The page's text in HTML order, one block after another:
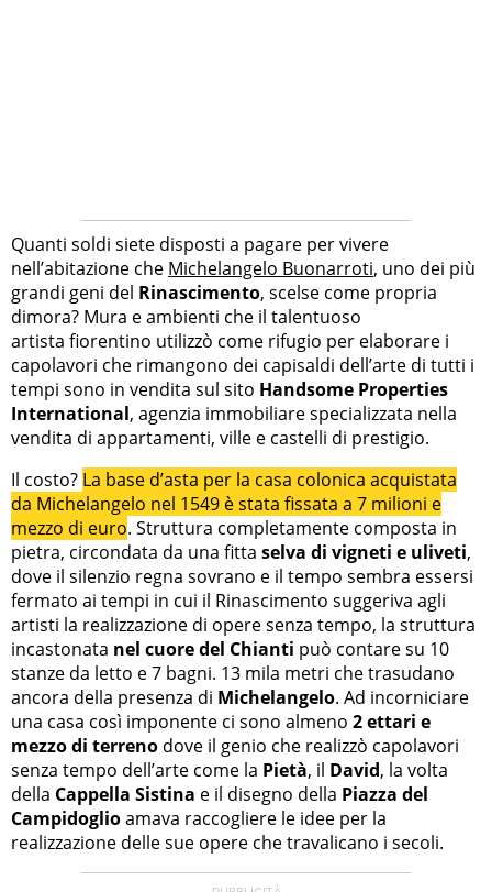
Quanti soldi siete disposti a pagare per vivere
nell’abitazione che Michelangelo Buonarroti, uno dei più
grandi geni del Rinascimento, scelse come propria
dimora? Mura e ambienti che il talentuoso
artista fiorentino utilizzò come rifugio per elaborare i
capolavori che rimangono dei capisaldi dell’arte di tutti i
tempi sono in vendita sul sito Handsome Properties
International, agenzia immobiliare specializzata nella
vendita di appartamenti, ville e castelli di prestigio.
Il costo? La base d’asta per la casa colonica acquistata
da Michelangelo nel 1549 è stata fissata a 7 milioni e
mezzo di euro. Struttura completamente composta in
pietra, circondata da una fitta selva di vigneti e uliveti,
dove il silenzio regna sovrano e il tempo sembra essersi
fermato ai tempi in cui il Rinascimento suggeriva agli
artisti la realizzazione di opere senza tempo, la struttura
incastonata nel cuore del Chianti può contare su 10
stanze da letto e 7 bagni. 13 mila metri che trasudano
ancora della presenza di Michelangelo. Ad incorniciare
una casa così imponente ci sono almeno 2 ettari e
mezzo di terreno dove il genio che realizzò capolavori
senza tempo dell’arte come la Pietà, il David, la volta
della Cappella Sistina e il disegno della Piazza del
Campidoglioamava raccogliere le idee per la
realizzazione delle sue opere che travalicano i secoli.